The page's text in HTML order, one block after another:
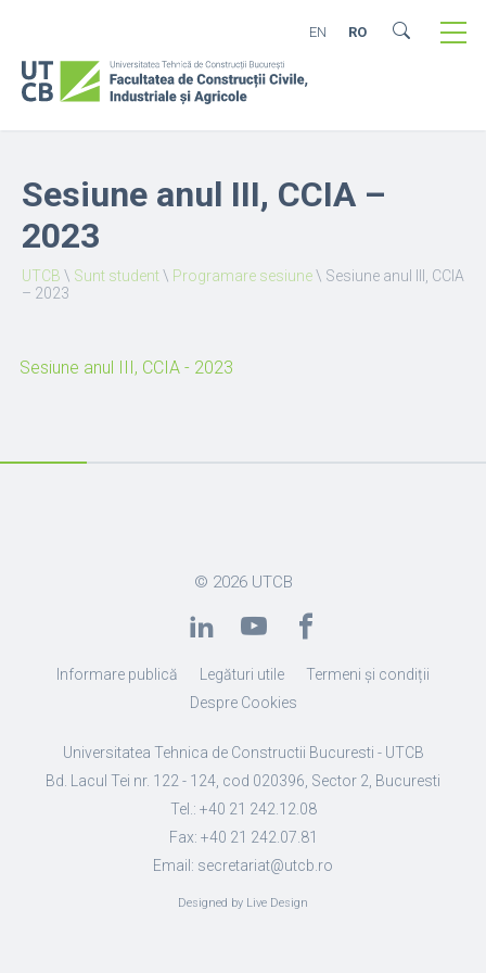
EN RO
Sesiune anul III, CCIA –
2023
UTCB \ Sunt student\ Programare sesiune\ Sesiune anul III, CCIA
– 2023
Sesiune anul III, CCIA - 2023
© 2026 UTCB
Informare publică Legături utile
Termeni și condiții
Despre Cookies
Universitatea Tehnica de Constructii Bucuresti - UTCB
Bd. Lacul Tei nr. 122 - 124, cod 020396, Sector 2, Bucuresti
Tel.: +40 21 242.12.08
Fax: +40 21 242.07.81
Email: secretariat@utcb.ro
Designed by Live Design